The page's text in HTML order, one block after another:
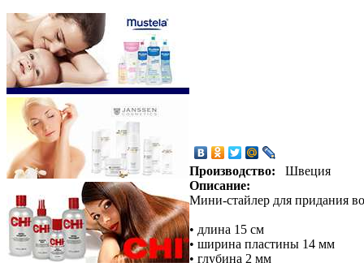
Производство:
Швеция
Описание:
Мини-стайлер для придания
• длина 15 см
• ширина пластины 14 мм
• глубина 2 мм